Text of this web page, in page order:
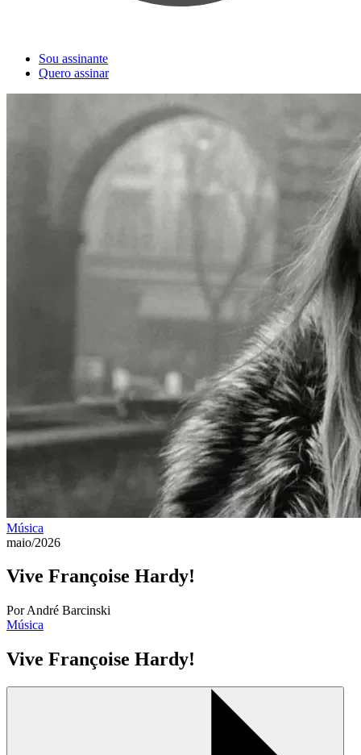
Sou assinante
Quero assinar
Música
maio/2026
Vive Françoise Hardy!
Por André Barcinski
Música
Vive Françoise Hardy!